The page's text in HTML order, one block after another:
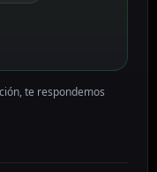
te respondemos